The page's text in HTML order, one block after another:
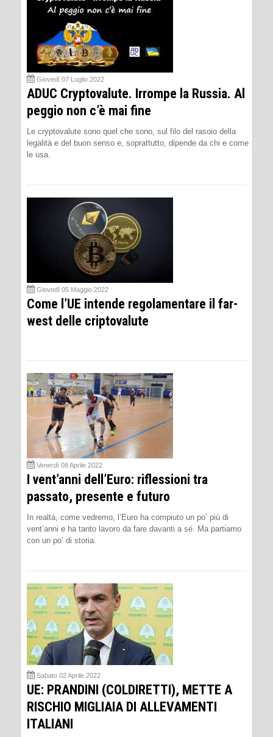
Giovedì 07 Luglio 2022
ADUC Cryptovalute. Irrompe la Russia. Al
peggio non c’è mai fine
Le cryptovalute sono quel che sono, sul filo del rasoio della
legalità e del buon senso e, soprattutto, dipende da chi e come
le usa.
Giovedì 05 Maggio 2022
Come l’UE intende regolamentare il far-
west delle criptovalute
Venerdì 08 Aprile 2022
I vent’anni dell’Euro: riflessioni tra
passato, presente e futuro
In realtà, come vedremo, l’Euro ha compiuto un po’ più di
vent’anni e ha tanto lavoro da fare davanti a sé. Ma partiamo
con un po’ di storia.
Sabato 02 Aprile 2022
UE: PRANDINI (COLDIRETTI), METTE A
RISCHIO MIGLIAIA DI ALLEVAMENTI
ITALIANI